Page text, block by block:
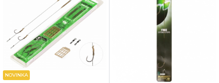
NOVINKA